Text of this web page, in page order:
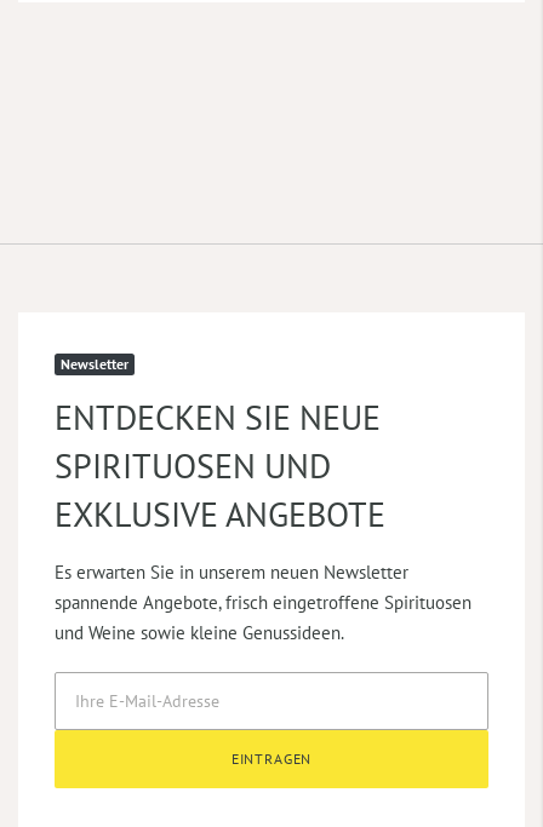
Newsletter
ENTDECKEN SIE NEUE
SPIRITUOSEN UND
EXKLUSIVE ANGEBOTE
Es erwarten Sie in unserem neuen Newsletter
spannende Angebote, frisch eingetroffene Spirituosen
und Weine sowie kleine Genussideen.
EINTRAGEN